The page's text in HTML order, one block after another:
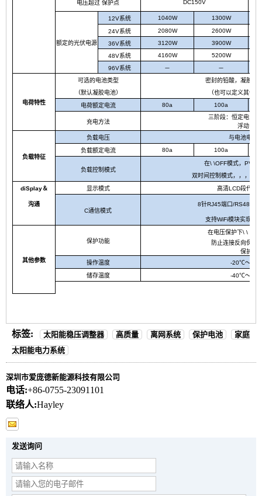
电压超过 保护点 DC150V
额定的光伏电源
12V系统 1040W 1300W
24V系统 2080W
2600W
36V系统
3120W
3900W
48V系统
4160W
5200W
96V系统 － －
电荷特性
可选的电池类型
密封的铅酸，凝胶电
（默认凝胶电池）
（也可以定义其他
电荷额定电流
80a 100a
充电方法
三阶段：恒定电流
浮动电荷
负载特征
负载电压
与电池电压
负载额定电流
80a 100a
负载控制模式
在\ \OFF模式，PV电
双时间控制模式，，，，
diSplay＆ 显示模式 高清LCD段代码
沟通
C通信模式
8针RJ45端口/RS485/支
支持WiFi模块实现应
其他参数
保护功能
在电压保护下\ \ \ \的
防止连接反向保护
保护等
操作温度
-20℃〜
储存温度
-40℃〜
标签: 太阳能稳压调整器 高质量 离网系统 保护电池
家庭
太阳能电力系统
深圳市爱庞德新能源科技有限公司
电话:+86-0755-23091101
联络人:Hayley
发送询问